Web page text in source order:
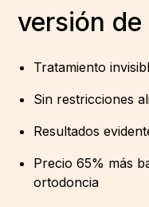
versión
Tratamiento
Sin restricciones
Resultados
Precio 65% más
ortodoncia